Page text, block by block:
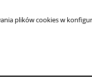
plików cookies w